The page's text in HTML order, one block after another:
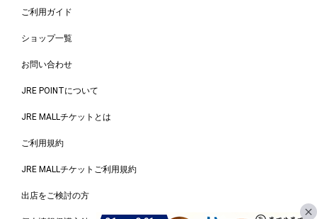
ご利用ガイド
ショップ一覧
お問い合わせ
JRE POINTについて
JRE MALLチケットとは
ご利用規約
JRE MALLチケットご利用規約
出店をご検討の方